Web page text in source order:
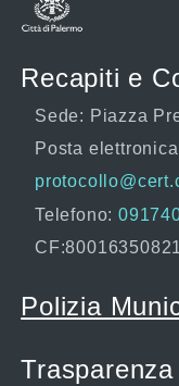
Recapiti e
Sede: Piazza
Posta
Telefono:
CF:80016350821
Polizia
Trasparenza